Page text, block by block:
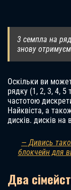
3 семпла на
знову
Оскільки ви
рядку (1, 2, 3, 4,
частотою
Найквіста, а
дисків. дисків на
— Дивись
блокчейн для
Два